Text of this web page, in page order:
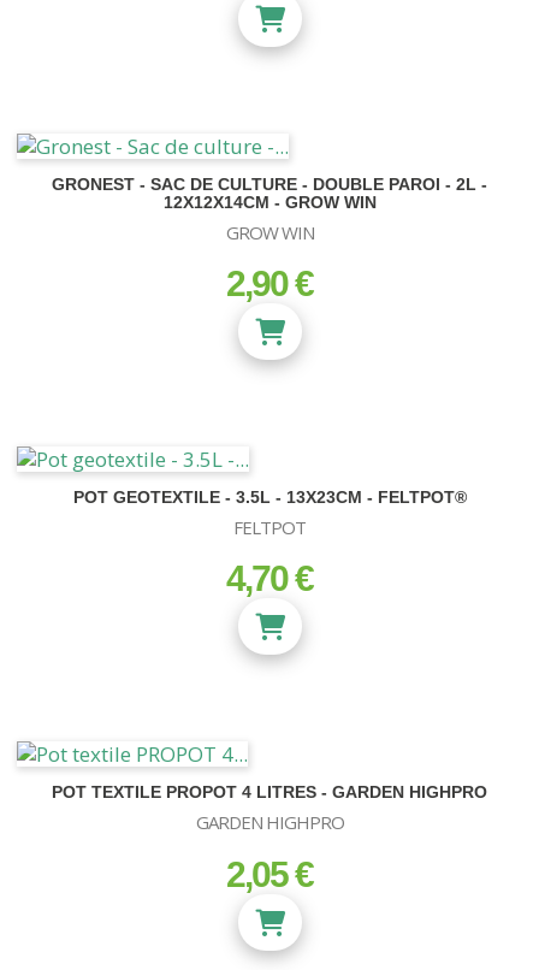
GRONEST - SAC DE CULTURE - DOUBLE PAROI - 2L -
12X12X14CM - GROW WIN
GROW WIN
prix
2,90 €
POT GEOTEXTILE - 3.5L - 13X23CM - FELTPOT®
FELTPOT
prix
4,70 €
POT TEXTILE PROPOT 4 LITRES - GARDEN HIGHPRO
GARDEN HIGHPRO
prix
2,05 €